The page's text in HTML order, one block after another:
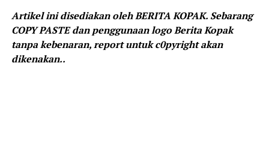
Artikel ini disediakan oleh BERITA KOPAK. Sebarang
COPY PASTE dan penggunaan logo Berita Kopak
tanpa kebenaran, report untuk c0pyright akan
dikenakan..